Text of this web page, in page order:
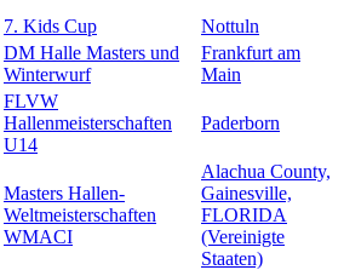
7. Kids Cup
Nottuln
DM Halle Masters und
Winterwurf
Frankfurt am
Main
FLVW
Hallenmeisterschaften
U14
Paderborn
Masters Hallen-
Weltmeisterschaften
WMACI
Alachua County,
Gainesville,
FLORIDA
(Vereinigte
Staaten)